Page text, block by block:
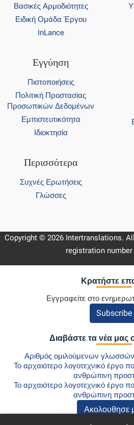
Βασικές Αρμοδιότητες
Ειδική Ομάδα Έργου
InLance
Εγγύηση
Πιστοποιήσεις
Πολιτική Προστασίας
Προσωπικών Δεδομένων
Εμπιστευτικότητα
Ιδιοκτησία
Περισσότερα
Συχνές Ερωτήσεις
Γλώσσες
Copyright © 2026 Intertranslations.
registration number
Κρατήστε
Εγγραφείτε στο
Subscribe
Διαβάστε τα νέα μας
Αριθμός ομιλούμενων
Το αρχαιότερο λογοτεχνικό έργο
ανθρώπινη
Το αρχαιότερο λογοτεχνικό έργο
ανθρώπινη
Ακολουθησε